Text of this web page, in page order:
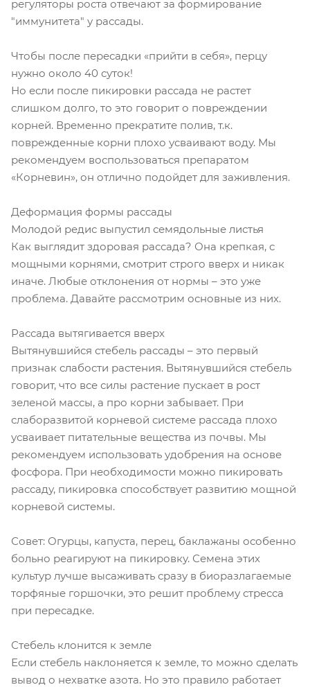
регуляторы роста отвечают за формирование
"иммунитета" у рассады.
Чтобы после пересадки «прийти в себя», перцу
нужно около 40 суток!
Но если после пикировки рассада не растет
слишком долго, то это говорит о повреждении
корней. Временно прекратите полив, т.к.
поврежденные корни плохо усваивают воду. Мы
рекомендуем воспользоваться препаратом
«Корневин», он отлично подойдет для заживления.
Деформация формы рассады
Молодой редис выпустил семядольные листья
Как выглядит здоровая рассада? Она крепкая, с
мощными корнями, смотрит строго вверх и никак
иначе. Любые отклонения от нормы – это уже
проблема. Давайте рассмотрим основные из них.
Рассада вытягивается вверх
Вытянувшийся стебель рассады – это первый
признак слабости растения. Вытянувшийся стебель
говорит, что все силы растение пускает в рост
зеленой массы, а про корни забывает. При
слаборазвитой корневой системе рассада плохо
усваивает питательные вещества из почвы. Мы
рекомендуем использовать удобрения на основе
фосфора. При необходимости можно пикировать
рассаду, пикировка способствует развитию мощной
корневой системы.
Совет: Огурцы, капуста, перец, баклажаны особенно
больно реагируют на пикировку. Семена этих
культур лучше высаживать сразу в биоразлагаемые
торфяные горшочки, это решит проблему стресса
при пересадке.
Стебель клонится к земле
Если стебель наклоняется к земле, то можно сделать
вывод о нехватке азота. Но это правило работает